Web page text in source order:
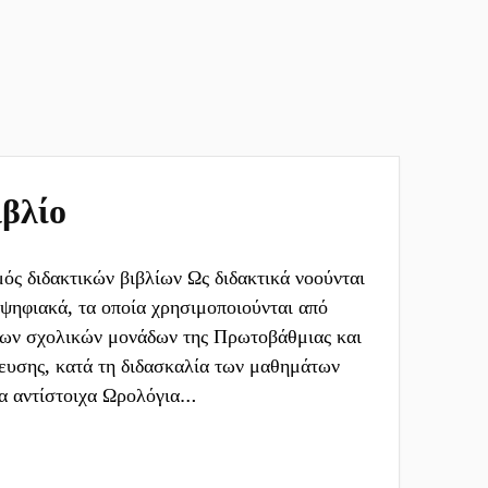
διδακτικών βιβλίων Ως διδακτικά νοούνται
τα οποία χρησιμοποιούνται από
σχολικών μονάδων της Πρωτοβάθμιας και
κατά τη διδασκαλία των μαθημάτων
αντίστοιχα Ωρολόγια…